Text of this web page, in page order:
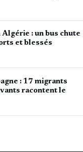
: un bus chute
et blessés
: 17 migrants
racontent le